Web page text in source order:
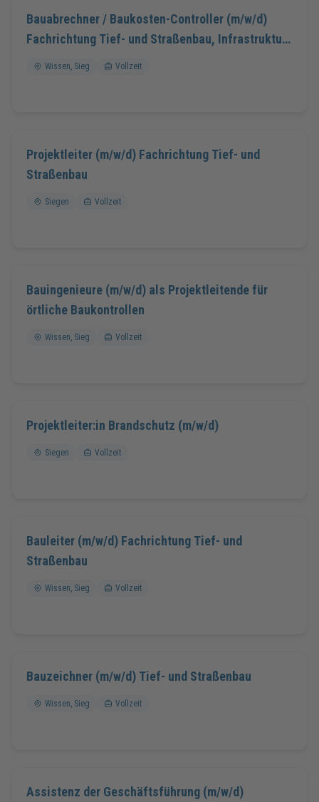
Bauabrechner / Baukosten-Controller (m/w/d)
Fachrichtung Tief- und Straßenbau, Infrastruktur
sowie Ver- und Entsorgungsmedien
Wissen, Sieg Vollzeit
Projektleiter (m/w/d) Fachrichtung Tief- und
Straßenbau
Siegen Vollzeit
Bauingenieure (m/w/d) als Projektleitende für
örtliche Baukontrollen
Wissen, Sieg Vollzeit
Projektleiter:in Brandschutz (m/w/d)
Siegen Vollzeit
Bauleiter (m/w/d) Fachrichtung Tief- und
Straßenbau
Wissen, Sieg Vollzeit
Bauzeichner (m/w/d) Tief- und Straßenbau
Wissen, Sieg Vollzeit
Assistenz der Geschäftsführung (m/w/d)